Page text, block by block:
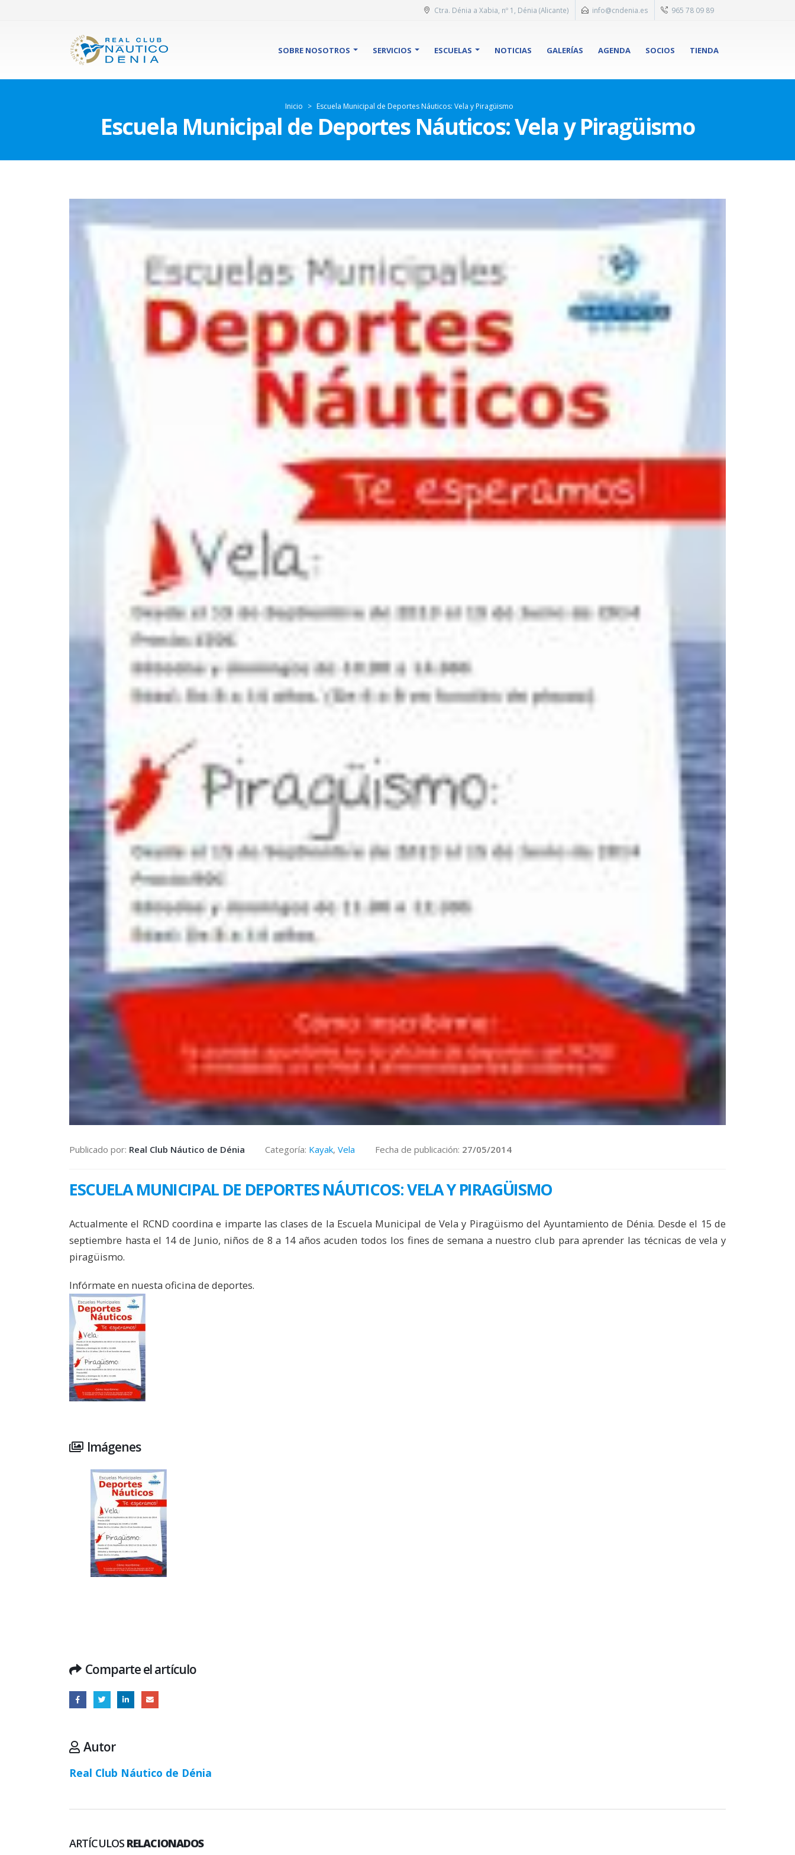
Ctra. Dénia a Xabia, nº 1, Dénia (Alicante) info@cndenia.es 965 78 09 89
SOBRE NOSOTROS SERVICIOS ESCUELAS NOTICIAS GALERÍAS AGENDA SOCIOS TIENDA
Inicio > Escuela Municipal de Deportes Náuticos: Vela y Piragüismo
Escuela Municipal de Deportes Náuticos: Vela y Piragüismo
Publicado por: Real Club Náutico de Dénia Categoría: Kayak, Vela Fecha de publicación: 27/05/2014
ESCUELA MUNICIPAL DE DEPORTES NÁUTICOS: VELA Y PIRAGÜISMO
Actualmente el RCND coordina e imparte las clases de la Escuela Municipal de Vela y Piragüismo del Ayuntamiento de Dénia. Desde el 15 de
septiembre hasta el 14 de Junio, niños de 8 a 14 años acuden todos los fines de semana a nuestro club para aprender las técnicas de vela y
piragüismo.
Infórmate en nuesta oficina de deportes.
Imágenes
Comparte el artículo
Autor
Real Club Náutico de Dénia
ARTÍCULOS RELACIONADOS